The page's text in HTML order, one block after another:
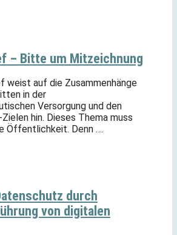
– Bitte um Mitzeichnung
weist auf die Zusammenhänge
in der
Versorgung und den
hin. Dieses Thema muss
Öffentlichkeit. Denn ….
durch
von digitalen